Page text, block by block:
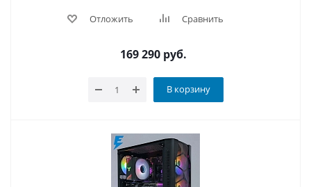
Отложить Сравнить
169 290руб.
В корзину